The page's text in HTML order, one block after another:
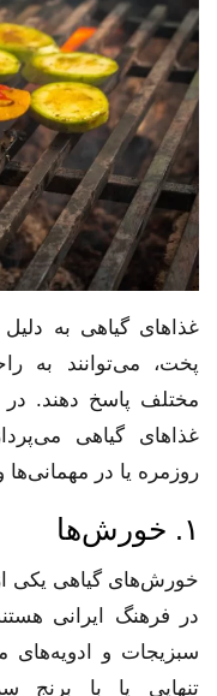
غذاهای گیاهی به
پخت، می‌توانند به
مختلف پاسخ دهند.
غذاهای گیاهی
روزمره یا در
۱. خورش‌ها
خورش‌های گیاهی یکی
در فرهنگ ایرانی
سبزیجات و ادویه‌های
تنهایی یا با